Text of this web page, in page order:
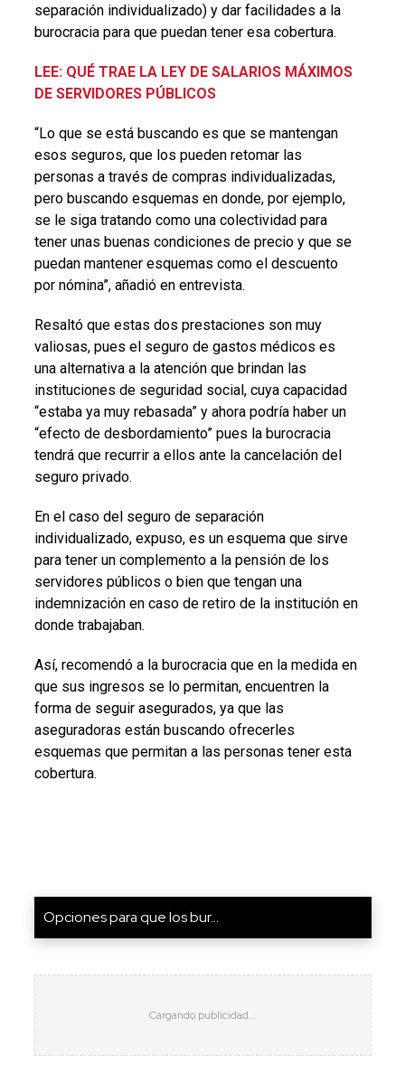
separación individualizado) y dar facilidades a la
burocracia para que puedan tener esa cobertura.
LEE: QUÉ TRAE LA LEY DE SALARIOS MÁXIMOS
DE SERVIDORES PÚBLICOS
“Lo que se está buscando es que se mantengan
esos seguros, que los pueden retomar las
personas a través de compras individualizadas,
pero buscando esquemas en donde, por ejemplo,
se le siga tratando como una colectividad para
tener unas buenas condiciones de precio y que se
puedan mantener esquemas como el descuento
por nómina”, añadió en entrevista.
Resaltó que estas dos prestaciones son muy
valiosas, pues el seguro de gastos médicos es
una alternativa a la atención que brindan las
instituciones de seguridad social, cuya capacidad
“estaba ya muy rebasada” y ahora podría haber un
“efecto de desbordamiento” pues la burocracia
tendrá que recurrir a ellos ante la cancelación del
seguro privado.
En el caso del seguro de separación
individualizado, expuso, es un esquema que sirve
para tener un complemento a la pensión de los
servidores públicos o bien que tengan una
indemnización en caso de retiro de la institución en
donde trabajaban.
Así, recomendó a la burocracia que en la medida en
que sus ingresos se lo permitan, encuentren la
forma de seguir asegurados, ya que las
aseguradoras están buscando ofrecerles
esquemas que permitan a las personas tener esta
cobertura.
Opciones para que los bur...